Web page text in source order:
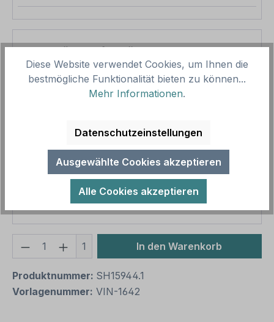
Pro-Stück-Aufschläge
Produktpreis
14,40 €
Zwischensumme
Zusammenfassung
Gesamtpreis
14,40 €
Preise inkl. MwSt. zzgl. Versandkosten
Aufgrund von Neuberechnungen im Warenkorb sind
abweichende Endpreise möglich.
Produkt Anzahl: Gib den
1 In den Warenkorb
Produktnummer: SH15944.1
Vorlagenummer: VIN-1642
Diese Website verwendet Cookies, um Ihnen die
bestmögliche Funktionalität bieten zu können...
Mehr Informationen.
Datenschutzeinstellungen
Ausgewählte Cookies akzeptieren
Alle Cookies akzeptieren